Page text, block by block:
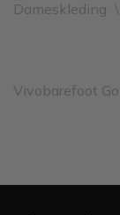
Dameskleding \
Vivobarefoot
Al 60+